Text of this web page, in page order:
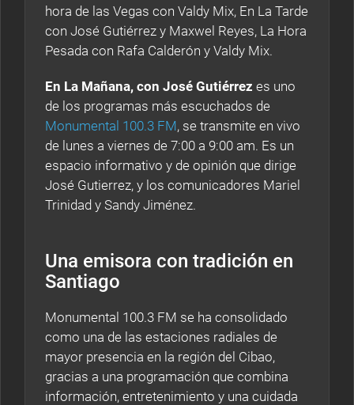
hora de las Vegas con Valdy Mix, En La Tarde
con José Gutiérrez y Maxwel Reyes, La Hora
Pesada con Rafa Calderón y Valdy Mix.
En La Mañana, con José Gutiérrez es uno
de los programas más escuchados de
Monumental 100.3 FM, se transmite en vivo
de lunes a viernes de 7:00 a 9:00 am. Es un
espacio informativo y de opinión que dirige
José Gutierrez, y los comunicadores Mariel
Trinidad y Sandy Jiménez.
Una emisora con tradición en
Santiago
Monumental 100.3 FM se ha consolidado
como una de las estaciones radiales de
mayor presencia en la región del Cibao,
gracias a una programación que combina
información, entretenimiento y una cuidada